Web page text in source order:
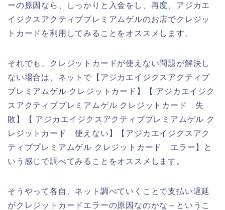
ーの原因なら、しっかりと入金をし、再度、アジカエ
イジクスアクティブプレミアムゲルのお店でクレジッ
トカードを利用してみることをオススメします。
それでも、クレジットカードが使えない問題が解決し
ない場合は、ネットで【アジカエイジクスアクティブ
プレミアムゲル クレジットカード】【 アジカエイジク
スアクティブプレミアムゲル クレジットカード 失
敗】【 アジカエイジクスアクティブプレミアムゲル ク
レジットカード 使えない】【アジカエイジクスアク
ティブプレミアムゲル クレジットカード エラー】と
いう感じで調べてみることをオススメします。
そうやって各自、ネット調べていくことで支払い遅延
がクレジットカードエラーの原因なのかな～というこ